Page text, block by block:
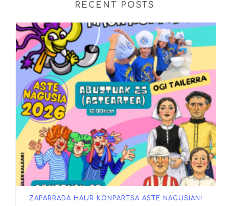
RECENT POSTS
ZAPARRADA HAUR KONPARTSA ASTE NAGUSIAN!